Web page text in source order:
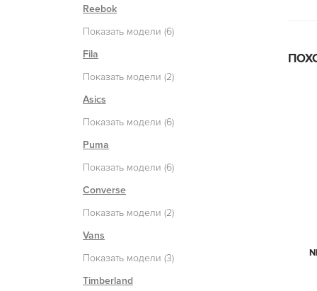
Reebok
Показать модели (6)
Fila
Показать модели (2)
Asics
Показать модели (6)
Puma
Показать модели (6)
Converse
Показать модели (2)
Vans
Показать модели (3)
Timberland